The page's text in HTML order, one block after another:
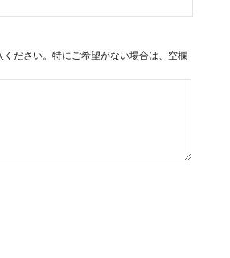
ださい。特にご希望がない場合は、空欄